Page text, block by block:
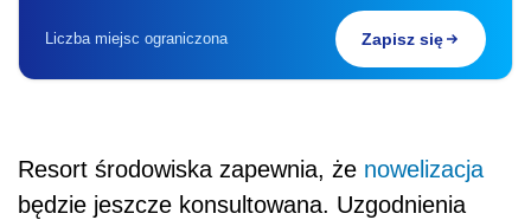
Liczba miejsc ograniczona Zapisz się
Resort środowiska zapewnia, że nowelizacja
będzie jeszcze konsultowana. Uzgodnienia